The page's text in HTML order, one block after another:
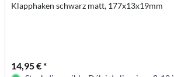
Klapphaken schwarz matt, 177x13x19mm
14,95 € *